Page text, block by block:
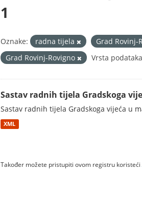
1
Oznake: radna tijela Grad Rovinj-
Grad Rovinj-Rovigno
Vrsta
Sastav radnih tijela Gradskoga
Sastav radnih tijela Gradskoga vijeća u
XML
Također možete pristupiti ovom registru koristeći